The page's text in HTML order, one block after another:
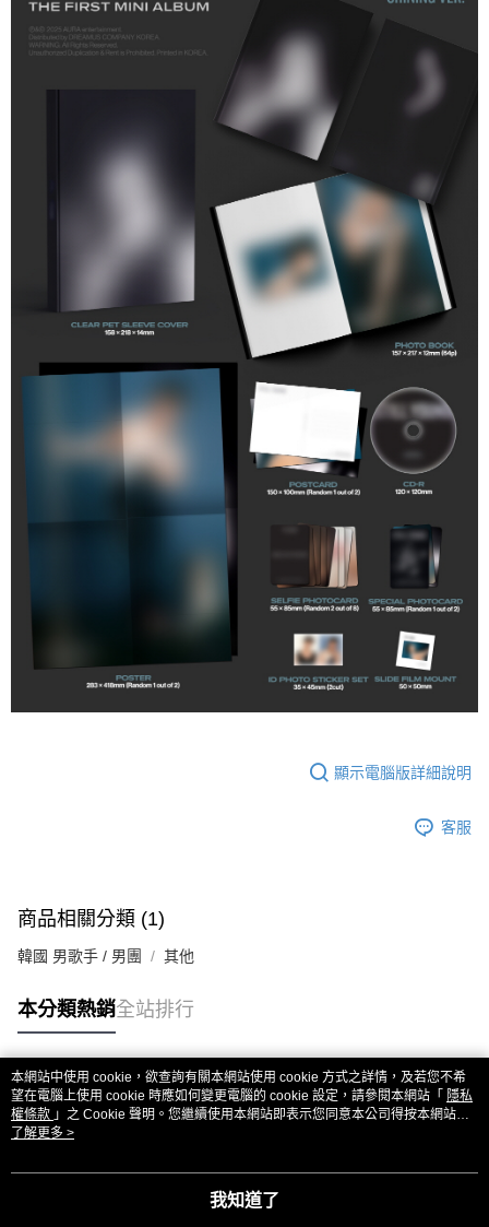
顯示電腦版詳細說明
客服
商品相關分類 (1)
韓國 男歌手 / 男團 其他
本分類熱銷全站排行
熱門標籤
本網站中使用 cookie，欲查詢有關本網站使用 cookie 方式之詳情，及若您不希
望在電腦上使用 cookie 時應如何變更電腦的 cookie 設定，請參閱本網站「 隱私
權條款 」之 Cookie 聲明。您繼續使用本網站即表示您同意本公司得按本網站使
用條款之 Cookie 聲明使用 cookie。
了解更多 >
我知道了